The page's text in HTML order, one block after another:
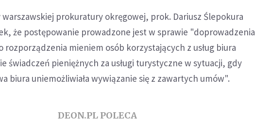
warszawskiej prokuratury okręgowej, prok. Dariusz Ślepokura
że postępowanie prowadzone jest w sprawie "doprowadzenia
rozporządzenia mieniem osób korzystających z usług biura
świadczeń pieniężnych za usługi turystyczne w sytuacji, gdy
biura uniemożliwiała wywiązanie się z zawartych umów".
DEON.PL POLECA